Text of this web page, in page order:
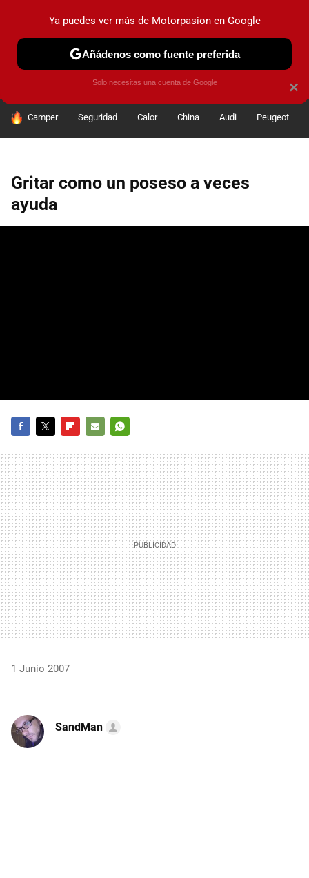
PRUEBAS COCHES ELÉCTRICOS OBSERVATORIO
HOY SE HABLA DE
Camper Seguridad Calor China Audi Peugeot
Gritar como un poseso a veces
ayuda
MAIL
1 Junio 2007
SandMan
×
Ya puedes ver más de Motorpasion en Google
Añádenos como fuente preferida
Solo necesitas una cuenta de Google